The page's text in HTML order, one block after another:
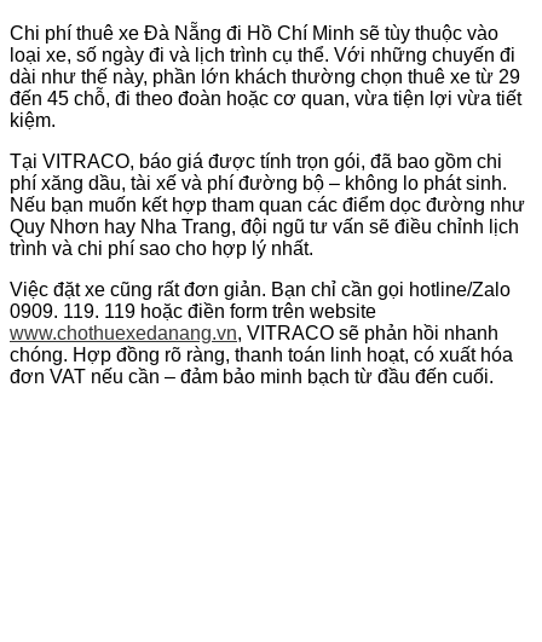
Chi phí thuê xe Đà Nẵng đi Hồ Chí Minh sẽ tùy thuộc vào
loại xe, số ngày đi và lịch trình cụ thể. Với những chuyến đi
dài như thế này, phần lớn khách thường chọn thuê xe từ 29
đến 45 chỗ, đi theo đoàn hoặc cơ quan, vừa tiện lợi vừa tiết
kiệm.
Tại VITRACO, báo giá được tính trọn gói, đã bao gồm chi
phí xăng dầu, tài xế và phí đường bộ – không lo phát sinh.
Nếu bạn muốn kết hợp tham quan các điểm dọc đường như
Quy Nhơn hay Nha Trang, đội ngũ tư vấn sẽ điều chỉnh lịch
trình và chi phí sao cho hợp lý nhất.
Việc đặt xe cũng rất đơn giản. Bạn chỉ cần gọi hotline/Zalo
0909. 119. 119 hoặc điền form trên website
www.chothuexedanang.vn, VITRACO sẽ phản hồi nhanh
chóng. Hợp đồng rõ ràng, thanh toán linh hoạt, có xuất hóa
đơn VAT nếu cần – đảm bảo minh bạch từ đầu đến cuối.